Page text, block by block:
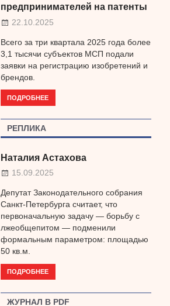
предпринимателей на патенты
22.10.2025
Всего за три квартала 2025 года более
3,1 тысячи субъектов МСП подали
заявки на регистрацию изобретений и
брендов.
ПОДРОБНЕЕ
РЕПЛИКА
Наталия Астахова
15.09.2025
Депутат Законодательного собрания
Санкт-Петербурга считает, что
первоначальную задачу — борьбу с
лжеобщепитом — подменили
формальным параметром: площадью
50 кв.м.
ПОДРОБНЕЕ
ЖУРНАЛ В PDF